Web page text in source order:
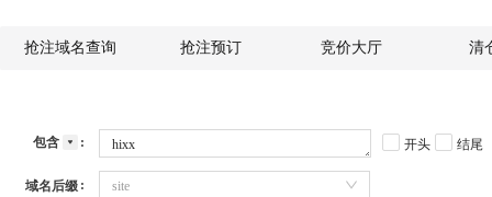
抢注域名查询 抢注预订 竞价大厅 清
包含 开头 结尾
域名后缀 site